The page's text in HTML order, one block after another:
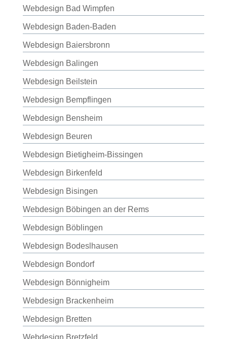
Webdesign Bad Wimpfen
Webdesign Baden-Baden
Webdesign Baiersbronn
Webdesign Balingen
Webdesign Beilstein
Webdesign Bempflingen
Webdesign Bensheim
Webdesign Beuren
Webdesign Bietigheim-Bissingen
Webdesign Birkenfeld
Webdesign Bisingen
Webdesign Böbingen an der Rems
Webdesign Böblingen
Webdesign Bodeslhausen
Webdesign Bondorf
Webdesign Bönnigheim
Webdesign Brackenheim
Webdesign Bretten
Webdesign Bretzfeld